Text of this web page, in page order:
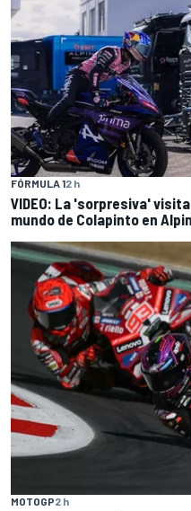
FÓRMULA 12 h
VIDEO: La 'sorpresiva'
mundo de Colapinto en
MOTOGP2 h